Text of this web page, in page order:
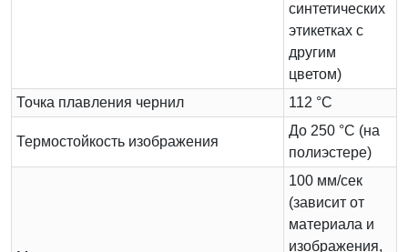
синтетических
этикетках с
другим
цветом)
Точка плавления чернил
112 °C
Термостойкость изображения
До 250 °C (на
полиэстере)
100 мм/сек
(зависит от
материала и
изображения,